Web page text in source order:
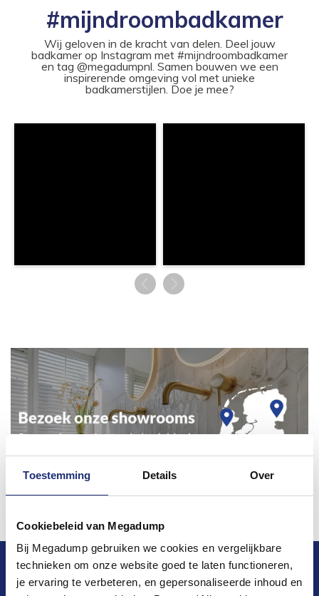
Toestemming Details Over
Cookiebeleid van Megadump
Bij Megadump gebruiken we cookies en vergelijkbare
technieken om onze website goed te laten functioneren,
je ervaring te verbeteren, en gepersonaliseerde inhoud en
#mijndroombadkamer
Wij geloven in de kracht van delen. Deel jouw
badkamer op Instagram met #mijndroombadkamer
en tag @megadumpnl. Samen bouwen we een
inspirerende omgeving vol met unieke
badkamerstijlen. Doe je mee?
Blijf op de hoogte van het laatste nieuws en
ontwikkelingen